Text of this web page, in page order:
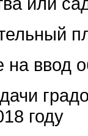
ввод
году